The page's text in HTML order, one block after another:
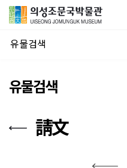
유물검색
유물검색
請文